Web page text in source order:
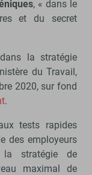
, « dans le
et du secret
la stratégie
du Travail,
2020, sur fond
.
tests rapides
des employeurs
la stratégie de
maximal de